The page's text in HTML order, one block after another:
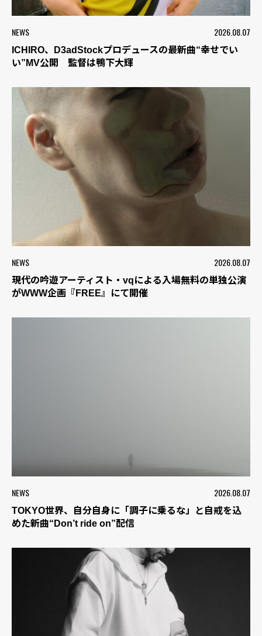
NEWS 2026.08.07
ICHIRO、D3adStockプロデュースの最新曲“幸せでい
い”MV公開 監督は鴨下大輝
NEWS 2026.08.07
現代の吟遊アーティスト・vqによる入場無料の単独公演
がWWW企画『FREE』にて開催
NEWS 2026.08.07
TOKYO世界、自分自身に「調子に乗るな」と自戒を込
めた新曲“Don’t ride on”配信